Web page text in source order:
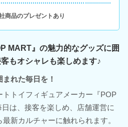
品のプレゼントあり
MART』の魅力的なグッズに囲
もオシャレも楽しめます♪
れた毎日を！
トイフィギュアメーカー『POP
は、接客を楽しめ、店舗運営に
新カルチャーに触れられます。